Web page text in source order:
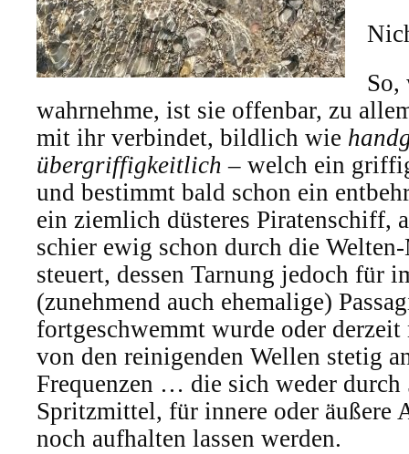
So,
wahrnehme, ist sie offenbar, zu
mit ihr verbindet, bildlich wie
übergriffigkeitlich – welch ein
und bestimmt bald schon ein
ein ziemlich düsteres Piratenschiff,
schier ewig schon durch die
steuert, dessen Tarnung jedoch für
(zunehmend auch ehemalige)
fortgeschwemmt wurde oder
von den reinigenden Wellen stetig
Frequenzen … die sich weder durch
Spritzmittel, für innere oder äußere
noch aufhalten lassen werden.